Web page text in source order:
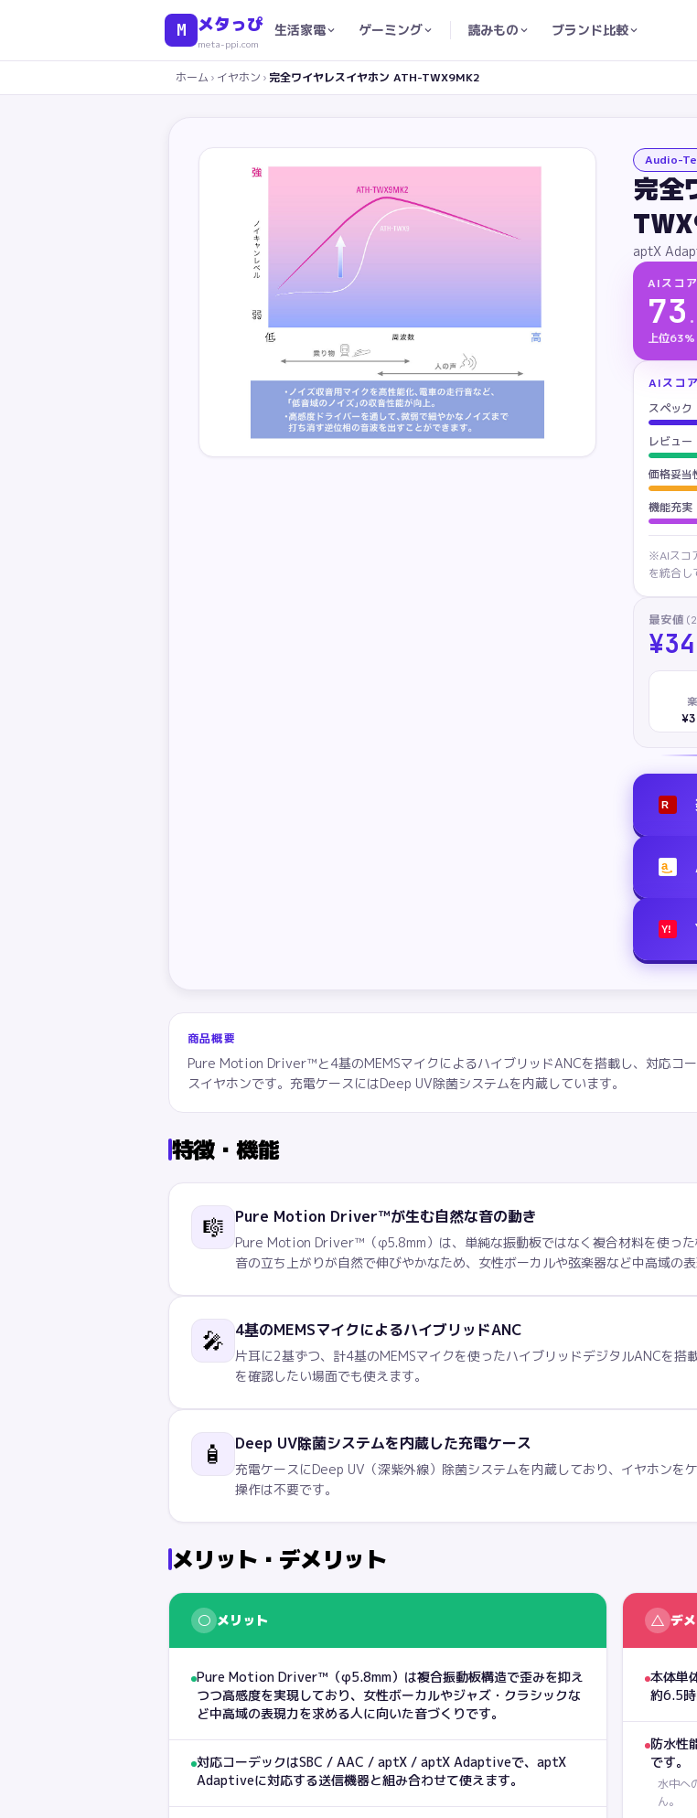
M メタっぴ
meta-ppi.com
生活家電 ゲーミング 読みもの ブランド比較
ホーム › イヤホン › 完全ワイヤレスイヤホン ATH-TWX9MK2
Audio-
完全
aptX
AIスコア
73 .
上位
AIスコ
スペック
レビュー
価格妥当
機能充実
※AIスコ
を統合し
最安値 (
¥
R
a
Y!
商品概要
Pure Motion Driver™と4基のMEMSマイクによるハイブリッドANCを搭載し、対応
スイヤホンです。充電ケースにはDeep UV除菌システムを内蔵しています。
特徴・機能
🎼 Pure Motion Driver™が生む自然な音の動き
Pure Motion Driver™（φ5.8mm）は、単純な振動板ではなく複合材料を使った
音の立ち上がりが自然で伸びやかなため、女性ボーカルや弦楽器など中高域の
🎤 4基のMEMSマイクによるハイブリッドANC
片耳に2基ずつ、計4基のMEMSマイクを使ったハイブリッドデジタルANCを
を確認したい場面でも使えます。
🧴 Deep UV除菌システムを内蔵した充電ケース
充電ケースにDeep UV（深紫外線）除菌システムを内蔵しており、イヤホンを
操作は不要です。
メリット・デメリット
○ メリット
Pure Motion Driver™（φ5.8mm）は複合振動板構造で歪みを抑え
つつ高感度を実現しており、女性ボーカルやジャズ・クラシックな
ど中高域の表現力を求める人に向いた音づくりです。
対応コーデックはSBC / AAC / aptX / aptX Adaptiveで、aptX
Adaptiveに対応する送信機器と組み合わせて使えます。
△ デ
本体単
約6.5時
防水性
です。
水中へ
ん。